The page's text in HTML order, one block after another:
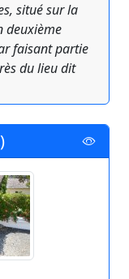
situé sur la
deuxième
faisant partie
du lieu dit